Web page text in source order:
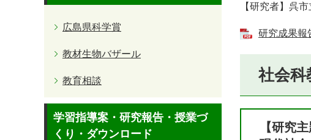
【研究者】呉
研究成果報
社会科
【研究主
広島県科学賞
教材生物バザール
教育相談
学習指導案・研究報告・授業づ
くり・ダウンロード